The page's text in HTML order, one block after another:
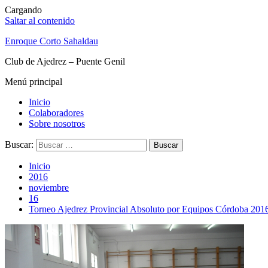
Cargando
Saltar al contenido
Enroque Corto Sahaldau
Club de Ajedrez – Puente Genil
Menú principal
Inicio
Colaboradores
Sobre nosotros
Buscar:
Inicio
2016
noviembre
16
Torneo Ajedrez Provincial Absoluto por Equipos Córdoba